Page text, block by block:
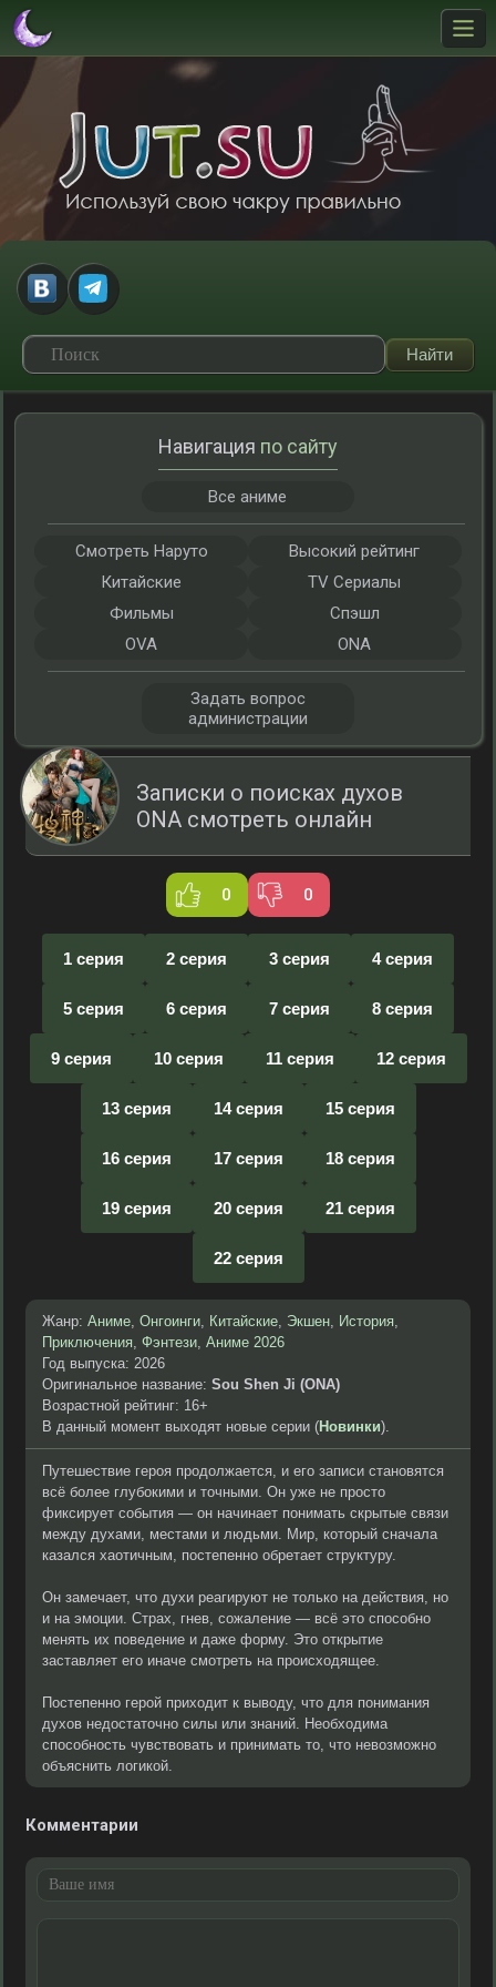
Записки о поисках духов
ONA смотреть онлайн
0 0
1 серия 2 серия 3 серия 4 серия
5 серия 6 серия 7 серия 8 серия
9 серия 10 серия 11 серия 12 серия
13 серия 14 серия 15 серия
16 серия 17 серия 18 серия
19 серия 20 серия 21 серия
22 серия
Жанр: Аниме, Онгоинги, Китайские, Экшен, История,
Приключения, Фэнтези, Аниме 2026
Год выпуска: 2026
Оригинальное название: Sou Shen Ji (ONA)
Возрастной рейтинг: 16+
В данный момент выходят новые серии (Новинки).
Путешествие героя продолжается, и его записи становятся
всё более глубокими и точными. Он уже не просто
фиксирует события — он начинает понимать скрытые связи
между духами, местами и людьми. Мир, который сначала
казался хаотичным, постепенно обретает структуру.
Он замечает, что духи реагируют не только на действия, но
и на эмоции. Страх, гнев, сожаление — всё это способно
менять их поведение и даже форму. Это открытие
заставляет его иначе смотреть на происходящее.
Постепенно герой приходит к выводу, что для понимания
духов недостаточно силы или знаний. Необходима
способность чувствовать и принимать то, что невозможно
объяснить логикой.
Комментарии
Навигация по сайту
Все аниме
Смотреть Наруто
Высокий рейтинг
Китайские
TV Сериалы
Фильмы
Спэшл
OVA
ONA
Задать вопрос
администрации